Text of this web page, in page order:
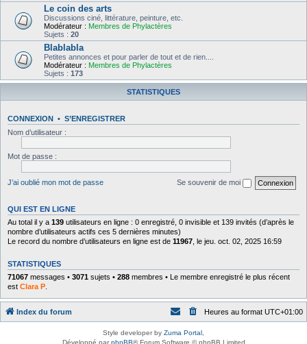
Le coin des arts
Discussions ciné, littérature, peinture, etc.
Modérateur : Membres de Phylactères
Sujets : 20
Blablabla
Petites annonces et pour parler de tout et de rien....
Modérateur : Membres de Phylactères
Sujets : 173
STATISTIQUES
CONNEXION • S’ENREGISTRER
Nom d’utilisateur :
Mot de passe :
J’ai oublié mon mot de passe Se souvenir de moi
QUI EST EN LIGNE
Au total il y a 139 utilisateurs en ligne : 0 enregistré, 0 invisible et 139 invités (d’après le
nombre d’utilisateurs actifs ces 5 dernières minutes)
Le record du nombre d’utilisateurs en ligne est de 11967 , le jeu. oct. 02, 2025 16:59
STATISTIQUES
71067 messages • 3071 sujets • 288 membres • Le membre enregistré le plus récent
est Clara P
Index du forum Heures au format UTC+01:00
Style developer by Zuma Portal
Développé parphpBB® Forum Software © phpBB Limited